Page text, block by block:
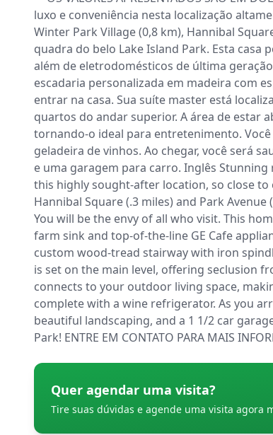
luxo e conveniência nesta localização
Winter Park Village (0,8 km), Hannibal
quadra do belo Lake Island Park. Esta
além de eletrodomésticos de última
escadaria personalizada em madeira com
entrar na casa. Sua suíte master está
quartos do andar superior. A área de estar
tornando-o ideal para entretenimento.
geladeira de vinhos. Ao chegar, você será
e uma garagem para carro. Inglês
this highly sought-after location, so close to
Hannibal Square (.3 miles) and Park
You will be the envy of all who visit. This
farm sink and top-of-the-line GE Cafe
custom wood-tread stairway with iron
is set on the main level, offering seclusion
connects to your outdoor living space,
complete with a wine refrigerator. As you
beautiful landscaping, and a 1 1/2 car
Park! ENTRE EM CONTATO PARA MAIS
Quer agendar uma visita?
Tire suas dúvidas e agende uma visita agora